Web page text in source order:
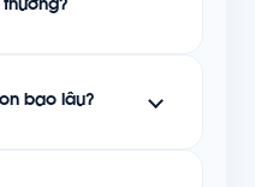
bao lâu?